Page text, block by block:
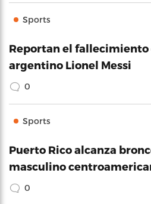
Sports
Reportan el fallecimiento
argentino Lionel Messi
0
Sports
Puerto Rico alcanza
masculino
0